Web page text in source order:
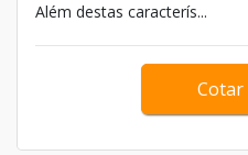
irregularidades de peças -
Além destas caracterís...